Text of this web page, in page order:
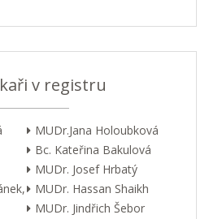
v registru
MUDr.Jana Holoubková
Bc. Kateřina Bakulová
MUDr. Josef Hrbatý
MUDr. Hassan Shaikh
MUDr. Jindřich Šebor